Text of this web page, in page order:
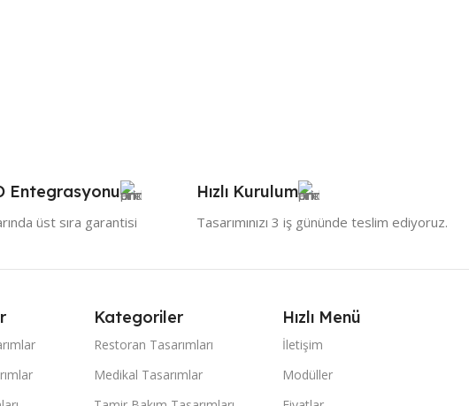
Entegrasyonu
üst sıra garantisi
Hızlı Kurulum
Tasarımınızı 3 iş gününde teslim ediyoruz.
Kategoriler
Restoran Tasarımları
Medikal Tasarımlar
Hızlı Menü
İletişim
Modüller